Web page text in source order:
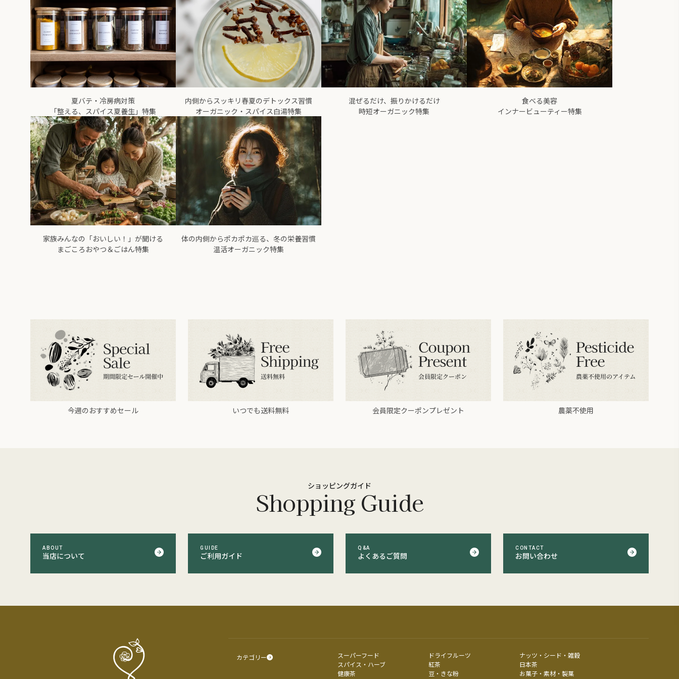
「整える、スパイス夏養生」特集
夏バテ・冷房病対策
オーガニック・スパイス白湯特集
内側からスッキリ春夏のデトックス習慣
時短オーガニック特集
混ぜるだけ、振りかけるだけ
インナービューティー特集
食べる美容
まごころおやつ＆ごはん特集
家族みんなの「おいしい！」が聞ける
温活オーガニック特集
体の内側からポカポカ巡る、冬の栄養習慣
今週のおすすめセール いつでも送料無料 会員限定クーポンプレゼント 農薬不使用
ショッピングガイド
Shopping Guide
ABOUT
当店について
GUIDE
ご利用ガイド
Q&A
よくあるご質問
CONTACT
お問い合わせ
カテゴリー スーパーフード ドライフルーツ
ナッツ・シード・雑穀
スパイス・ハーブ
紅茶
日本茶
健康茶
豆・きな粉
お菓子・素材・製菓